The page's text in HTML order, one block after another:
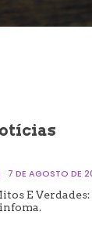
7 DE AGOSTO DE
E